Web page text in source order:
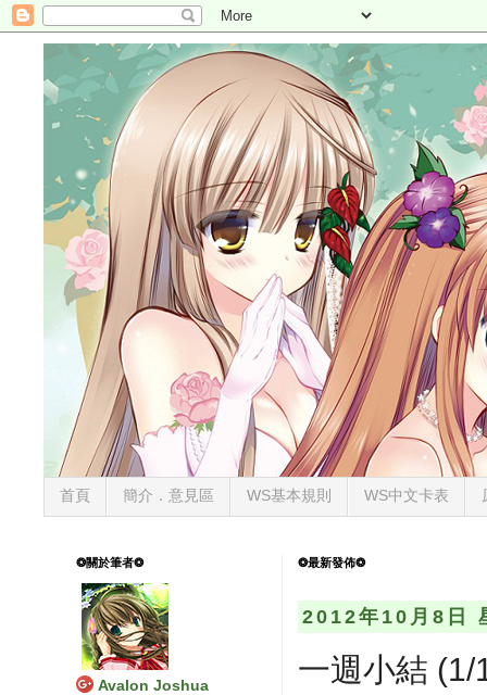
首頁 簡介．意見區 WS基本規則 WS中文卡表
❂最新發佈❂
2012年10月8日
一週小結
❂關於筆者❂
Avalon Joshua